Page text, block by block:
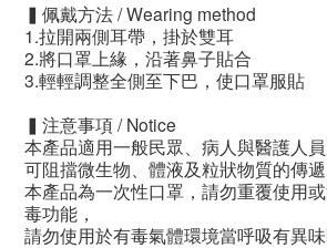
▍佩戴方法 / Wearing method
1.拉開兩側耳帶，掛於雙耳
2.將口罩上緣，沿著鼻子貼合
3.輕輕調整全側至下巴，使口罩服貼
▍注意事項 / Notice
本產品適用一般民眾、病人與醫護人員
可阻擋微生物、體液及粒狀物質的傳遞
本產品為一次性口罩，請勿重覆使用
毒功能，
請勿使用於有毒氣體環境當呼吸有異味